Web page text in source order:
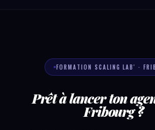
FORMATION SCALING LAB' ·
Prêt à lancer ton
Fribourg ?